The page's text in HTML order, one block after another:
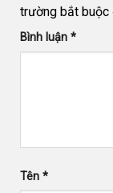
trường bắt buộc
Bình luận *
Tên *